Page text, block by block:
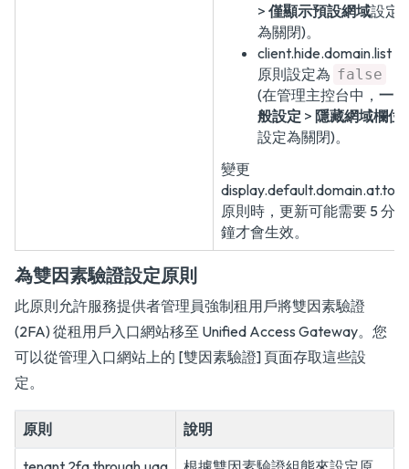
> 僅顯示預設網域設定
為關閉)。
client.hide.domain.list
原則設定為 false
(在管理主控台中， 一
般設定 > 隱藏網域欄位
設定為關閉)。
變更
display.default.domain.at.top
原則時，更新可能需要 5 分
鐘才會生效。
為雙因素驗證設定原則
此原則允許服務提供者管理員強制租用戶將雙因素驗證
(2FA) 從租用戶入口網站移至 Unified Access Gateway。您
可以從管理入口網站上的 [雙因素驗證] 頁面存取這些設
定。
原則 說明